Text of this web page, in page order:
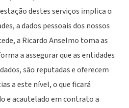
destes serviços implica o
a dados pessoais dos nossos
a Ricardo Anselmo toma as
a assegurar que as entidades
são reputadas e oferecem
a este nível, o que ficará
e acautelado em contrato a